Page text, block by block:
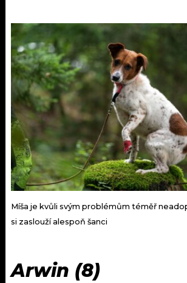
Míša je kvůli svým problémům téměř
si zaslouží alespoň šanci
Arwin (8)